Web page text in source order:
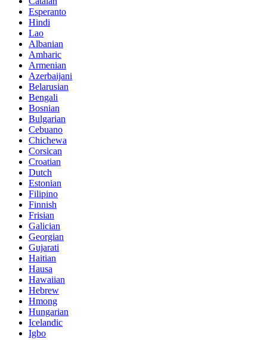
Esperanto
Hindi
Lao
Albanian
Amharic
Armenian
Azerbaijani
Belarusian
Bengali
Bosnian
Bulgarian
Cebuano
Chichewa
Corsican
Croatian
Dutch
Estonian
Filipino
Finnish
Frisian
Galician
Georgian
Gujarati
Haitian
Hausa
Hawaiian
Hebrew
Hmong
Hungarian
Icelandic
Igbo